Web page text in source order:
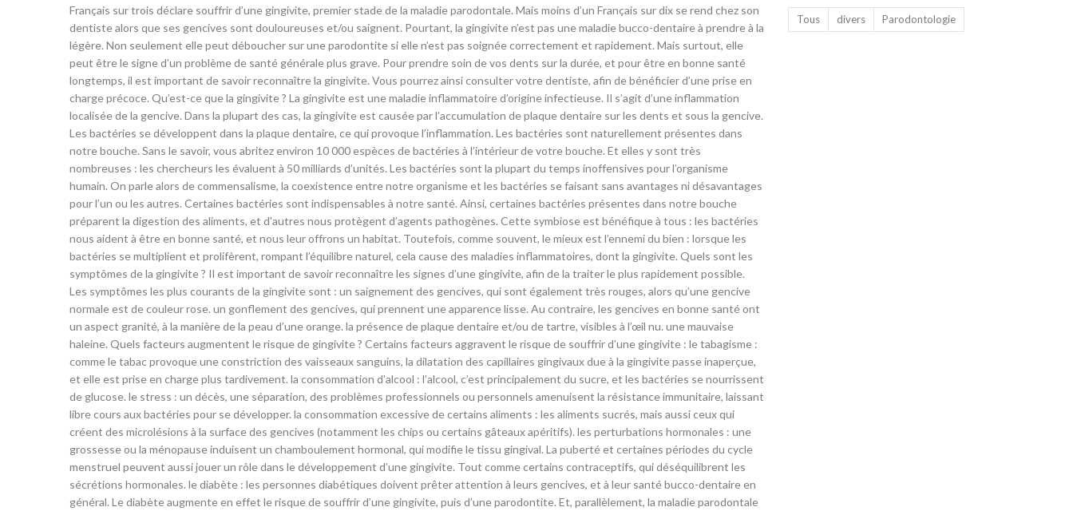
Français sur trois déclare souffrir d’une gingivite, premier stade de la maladie parodontale. Mais moins d’un Français sur dix se rend chez son
dentiste alors que ses gencives sont douloureuses et/ou saignent. Pourtant, la gingivite n’est pas une maladie bucco-dentaire à prendre à la
légère. Non seulement elle peut déboucher sur une parodontite si elle n’est pas soignée correctement et rapidement. Mais surtout, elle
peut être le signe d’un problème de santé générale plus grave. Pour prendre soin de vos dents sur la durée, et pour être en bonne santé
longtemps, il est important de savoir reconnaître la gingivite. Vous pourrez ainsi consulter votre dentiste, afin de bénéficier d’une prise en
charge précoce. Qu’est-ce que la gingivite ? La gingivite est une maladie inflammatoire d’origine infectieuse. Il s’agit d’une inflammation
localisée de la gencive. Dans la plupart des cas, la gingivite est causée par l’accumulation de plaque dentaire sur les dents et sous la gencive.
Les bactéries se développent dans la plaque dentaire, ce qui provoque l’inflammation. Les bactéries sont naturellement présentes dans
notre bouche. Sans le savoir, vous abritez environ 10 000 espèces de bactéries à l’intérieur de votre bouche. Et elles y sont très
nombreuses : les chercheurs les évaluent à 50 milliards d’unités. Les bactéries sont la plupart du temps inoffensives pour l’organisme
humain. On parle alors de commensalisme, la coexistence entre notre organisme et les bactéries se faisant sans avantages ni désavantages
pour l’un ou les autres. Certaines bactéries sont indispensables à notre santé. Ainsi, certaines bactéries présentes dans notre bouche
préparent la digestion des aliments, et d'autres nous protègent d’agents pathogènes. Cette symbiose est bénéfique à tous : les bactéries
nous aident à être en bonne santé, et nous leur offrons un habitat. Toutefois, comme souvent, le mieux est l’ennemi du bien : lorsque les
bactéries se multiplient et prolifèrent, rompant l’équilibre naturel, cela cause des maladies inflammatoires, dont la gingivite. Quels sont les
symptômes de la gingivite ? Il est important de savoir reconnaître les signes d’une gingivite, afin de la traiter le plus rapidement possible.
Les symptômes les plus courants de la gingivite sont : un saignement des gencives, qui sont également très rouges, alors qu’une gencive
normale est de couleur rose. un gonflement des gencives, qui prennent une apparence lisse. Au contraire, les gencives en bonne santé ont
un aspect granité, à la manière de la peau d’une orange. la présence de plaque dentaire et/ou de tartre, visibles à l’œil nu. une mauvaise
haleine. Quels facteurs augmentent le risque de gingivite ? Certains facteurs aggravent le risque de souffrir d’une gingivite : le tabagisme :
comme le tabac provoque une constriction des vaisseaux sanguins, la dilatation des capillaires gingivaux due à la gingivite passe inaperçue,
et elle est prise en charge plus tardivement. la consommation d’alcool : l’alcool, c’est principalement du sucre, et les bactéries se nourrissent
de glucose. le stress : un décès, une séparation, des problèmes professionnels ou personnels amenuisent la résistance immunitaire, laissant
libre cours aux bactéries pour se développer. la consommation excessive de certains aliments : les aliments sucrés, mais aussi ceux qui
créent des microlésions à la surface des gencives (notamment les chips ou certains gâteaux apéritifs). les perturbations hormonales : une
grossesse ou la ménopause induisent un chamboulement hormonal, qui modifie le tissu gingival. La puberté et certaines périodes du cycle
menstruel peuvent aussi jouer un rôle dans le développement d’une gingivite. Tout comme certains contraceptifs, qui déséquilibrent les
sécrétions hormonales. le diabète : les personnes diabétiques doivent prêter attention à leurs gencives, et à leur santé bucco-dentaire en
général. Le diabète augmente en effet le risque de souffrir d’une gingivite, puis d’une parodontite. Et, parallèlement, la maladie parodontale
Tous divers Parodontologie